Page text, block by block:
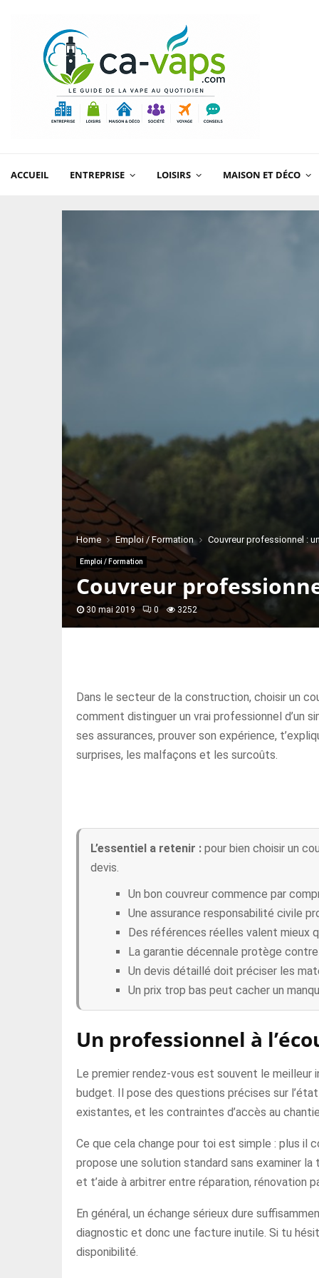
ACCUEIL ENTREPRISE LOISIRS MAISON ET DÉCO
Home Emploi / Formation Couvreur professionnel :
Emploi / Formation
Couvreur
30 mai 2019 0 3252
Dans le secteur de la construction, choisir un
comment distinguer un vrai professionnel d’un
ses assurances, prouver son expérience,
surprises, les malfaçons et les surcoûts.
L’essentiel a retenir : pour bien choisir un
devis.
Un bon couvreur commence par
Une assurance responsabilité civile
Des références réelles valent mieux
La garantie décennale protège
Un devis détaillé doit préciser les
Un prix trop bas peut cacher un
Un professionnel à
Le premier rendez-vous est souvent le meilleur
budget. Il pose des questions précises sur
existantes, et les contraintes d’accès au
Ce que cela change pour toi est simple : plus il
propose une solution standard sans examiner la
et t’aide à arbitrer entre réparation, rénovation
En général, un échange sérieux dure
diagnostic et donc une facture inutile. Si tu
disponibilité.